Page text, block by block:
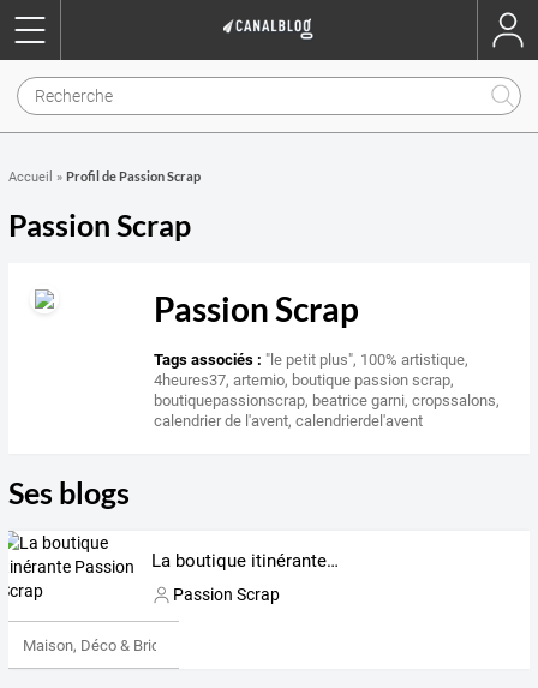
Accueil » Profil de Passion Scrap
Passion Scrap
Passion Scrap
Tags associés : "le petit plus", 100% artistique,
4heures37,artemio, boutique passion scrap,
boutiquepassionscrap, beatrice garni,cropssalons,
calendrier de l'avent,calendrierdel'avent
Ses blogs
La boutique itinérante Passion Scrap
Passion Scrap
Maison, Déco & Bricolage